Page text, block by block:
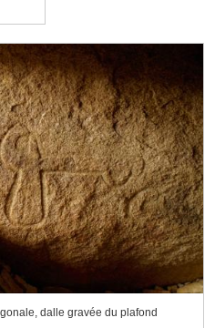
dalle gravée du plafond